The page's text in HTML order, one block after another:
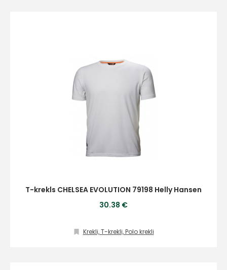
T-krekls CHELSEA EVOLUTION 79198 Helly Hansen
30.38 €
Krekli, T-krekli, Polo krekli